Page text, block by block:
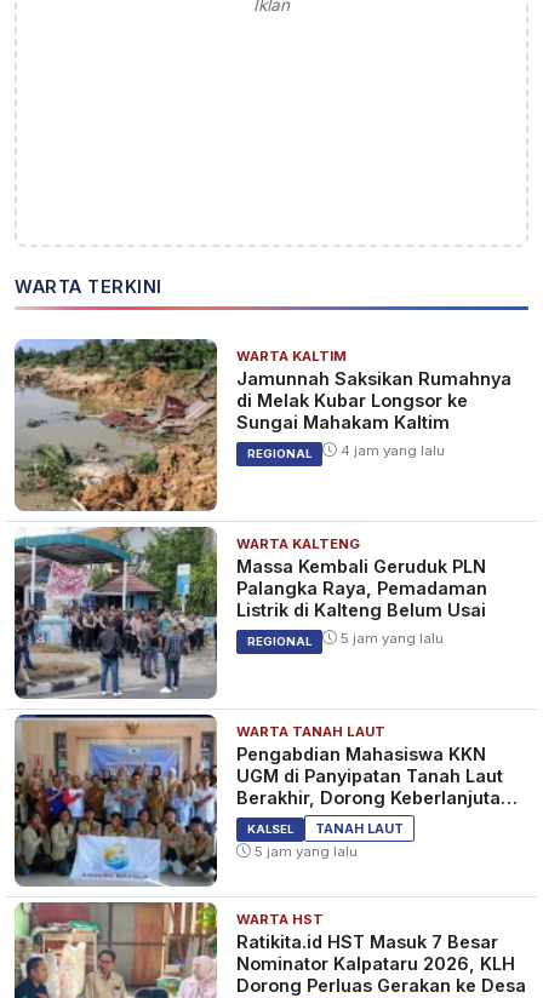
Iklan
WARTA TERKINI
WARTA KALTIM
Jamunnah Saksikan Rumahnya
di Melak Kubar Longsor ke
Sungai Mahakam Kaltim
REGIONAL 4 jam yang lalu
WARTA KALTENG
Massa Kembali Geruduk PLN
Palangka Raya, Pemadaman
Listrik di Kalteng Belum Usai
REGIONAL 5 jam yang lalu
WARTA TANAH LAUT
Pengabdian Mahasiswa KKN
UGM di Panyipatan Tanah Laut
Berakhir, Dorong Keberlanjutan
Program Masyarakat
KALSEL
TANAH LAUT
5 jam yang lalu
WARTA HST
Ratikita.id HST Masuk 7 Besar
Nominator Kalpataru 2026, KLH
Dorong Perluas Gerakan ke Desa